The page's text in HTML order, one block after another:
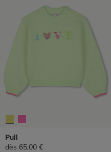
Pull
dès 65,00 €